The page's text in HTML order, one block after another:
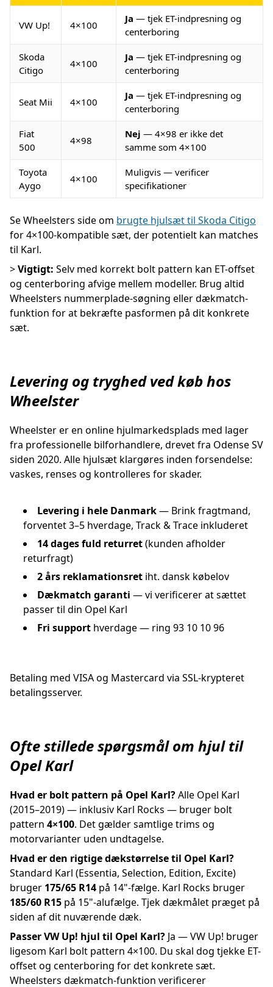
VW Up! 4×100
Ja — tjek ET-indpresning og
centerboring
Skoda
Citigo
4×100
Ja — tjek ET-indpresning og
centerboring
Seat Mii 4×100
Ja — tjek ET-indpresning og
centerboring
Fiat
500
4×98
Nej — 4×98 er ikke det
samme som 4×100
Toyota
Aygo
4×100
Muligvis — verificer
specifikationer
Se Wheelsters side om brugte hjulsæt til Skoda Citigo
for 4×100-kompatible sæt, der potentielt kan matches
til Karl.
>Vigtigt: Selv med korrekt bolt pattern kan ET-offset
og centerboring afvige mellem modeller. Brug altid
Wheelsters nummerplade-søgning eller dækmatch-
funktion for at bekræfte pasformen på dit konkrete
sæt.
Levering og tryghed ved køb hos
Wheelster
Wheelster er en online hjulmarkedsplads med lager
fra professionelle bilforhandlere, drevet fra Odense SV
siden 2020. Alle hjulsæt klargøres inden forsendelse:
vaskes, renses og kontrolleres for skader.
Levering i hele Danmark— Brink fragtmand,
forventet 3–5 hverdage, Track & Trace inkluderet
14 dages fuld returret(kunden afholder
returfragt)
2 års reklamationsret iht. dansk købelov
Dækmatch garanti — vi verificerer at sættet
passer til din Opel Karl
Fri support hverdage — ring 93 10 10 96
Betaling med VISA og Mastercard via SSL-krypteret
betalingsserver.
Ofte stillede spørgsmål om hjul til
Opel Karl
Hvad er bolt pattern på Opel Karl?Alle Opel Karl
(2015–2019) — inklusiv Karl Rocks — bruger bolt
pattern 4×100. Det gælder samtlige trims og
motorvarianter uden undtagelse.
Hvad er den rigtige dækstørrelse til Opel Karl?
Standard Karl (Essentia, Selection, Edition, Excite)
bruger 175/65 R14 på 14"-fælge. Karl Rocks bruger
185/60 R15 på 15"-alufælge. Tjek dækmålet præget på
siden af dit nuværende dæk.
Passer VW Up! hjul til Opel Karl? Ja — VW Up! bruger
ligesom Karl bolt pattern 4×100. Du skal dog tjekke ET-
offset og centerboring for det konkrete sæt.
Wheelsters dækmatch-funktion verificerer